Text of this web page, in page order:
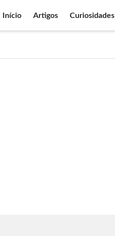
Início Artigos Curiosidades